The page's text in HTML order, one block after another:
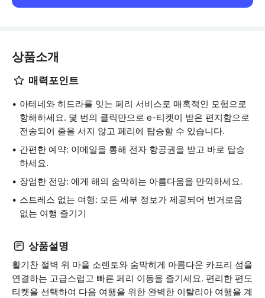
상품소개
매력포인트
아테네와 히드라를 잇는 페리 서비스로 매혹적인 모험으로
항해하세요. 몇 번의 클릭만으로 e-티켓이 받은 편지함으로
전송되어 줄을 서지 않고 페리에 탑승할 수 있습니다.
간편한 예약: 이메일을 통해 전자 항공권을 받고 바로 탑승
하세요.
장엄한 전망: 에게 해의 숨막히는 아름다움을 만끽하세요.
스트레스 없는 여행: 모든 세부 정보가 제공되어 번거로움
없는 여행 즐기기
상품설명
활기찬 절벽 위 마을 소렌토와 숨막히게 아름다운 카프리 섬을
연결하는 고급스럽고 빠른 페리 이동을 즐기세요. 편리한 편도
티켓을 선택하여 다음 여행을 위한 완벽한 이탈리아 여행을 계